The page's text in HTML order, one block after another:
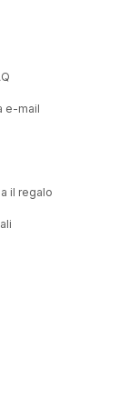
e-mail
il regalo